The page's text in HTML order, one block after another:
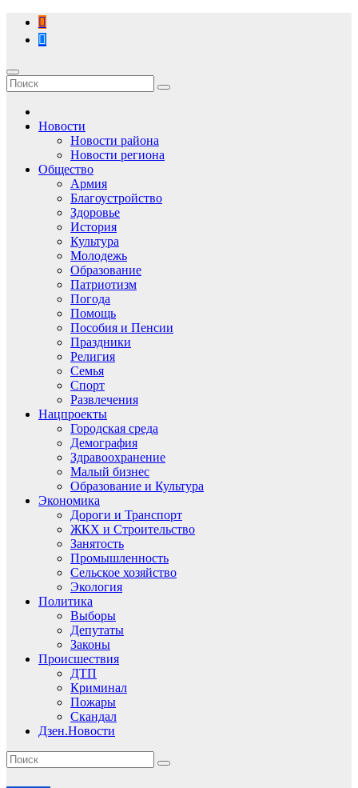
Перейти
содержимому
Новости
Новости района
Новости региона
Общество
Армия
Благоустройство
Здоровье
История
Культура
Молодежь
Образование
Патриотизм
Погода
Помощь
Пособия и Пенсии
Праздники
Религия
Семья
Спорт
Развлечения
Нацпроекты
Городская среда
Демография
Здравоохранение
Малый бизнес
Образование и Культура
Экономика
Дороги и Транспорт
ЖКХ и Строительство
Занятость
Промышленность
Сельское хозяйство
Экология
Политика
Выборы
Депутаты
Законы
Происшествия
ДТП
Криминал
Пожары
Скандал
Дзен.Новости